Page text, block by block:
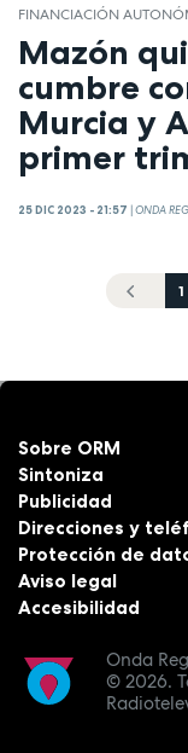
FINANCIACIÓN
Mazón
cumbre
Murcia y
primer
25 DIC 2023 - 21:57 ONDA
1
Onda
© 2026.
Sobre ORM
Sintoniza
Publicidad
Direcciones y
Protección de
Aviso legal
Accesibilidad